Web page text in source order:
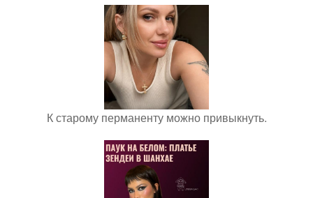
К старому перманенту можно привыкнуть.